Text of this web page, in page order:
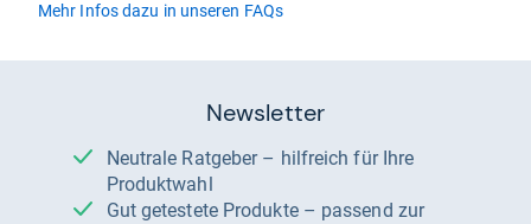
Mehr Infos dazu in unseren FAQs
Newsletter
Neutrale Ratgeber – hilfreich für Ihre
Produktwahl
Gut getestete Produkte – passend zur